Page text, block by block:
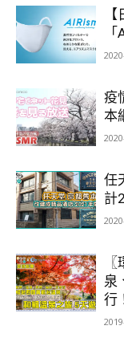
疫
本
任
計
泉
行